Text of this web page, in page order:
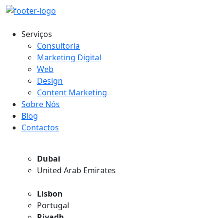
Serviços
Consultoria
Marketing Digital
Web
Design
Content Marketing
Sobre Nós
Blog
Contactos
Dubai
United Arab Emirates
Lisbon
Portugal